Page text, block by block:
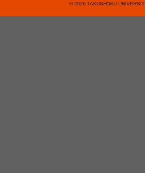
©2026 TAKUSHOKU